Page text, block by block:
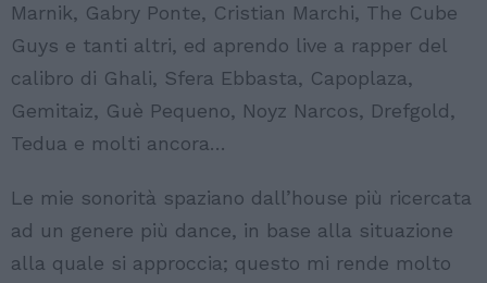
Marnik, Gabry Ponte, Cristian Marchi, The Cube
Guys e tanti altri, ed aprendo live a rapper del
calibro di Ghali, Sfera Ebbasta, Capoplaza,
Gemitaiz, Guè Pequeno, Noyz Narcos, Drefgold,
Tedua e molti ancora…
Le mie sonorità spaziano dall’house più ricercata
ad un genere più dance, in base alla situazione
alla quale si approccia; questo mi rende molto